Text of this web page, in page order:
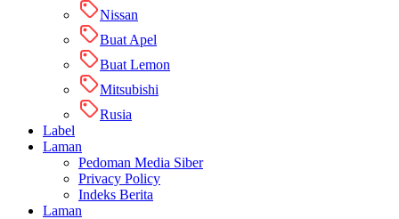
Nissan
Buat Apel
Buat Lemon
Mitsubishi
Rusia
Label
Laman
Pedoman Media Siber
Privacy Policy
Indeks Berita
Laman